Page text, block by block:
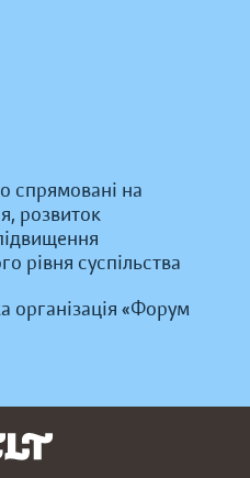
спрямовані на
розвиток
рівня суспільства
«Форум